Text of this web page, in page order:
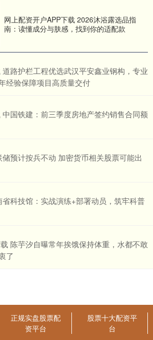
网上配资开户APP下载 2026沐浴露选品指
南：读懂成分与肤感，找到你的适配款
路护栏工程优选武汉平安鑫业钢构，专业
经验保障项目高质量交付
国铁建：前三季度房地产签约销售合同额
预计按兵不动 加密货币相关股票可能出
科技馆：实战演练+部署动员，筑牢科普
陈芋汐自曝常年挨饿保持体重，水都不敢
了
正规实盘股票配
资平台
股票十大配资平
台